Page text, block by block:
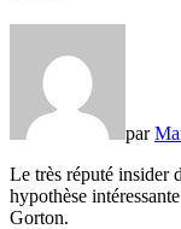
par
Le très réputé insider
hypothèse
Gorton.